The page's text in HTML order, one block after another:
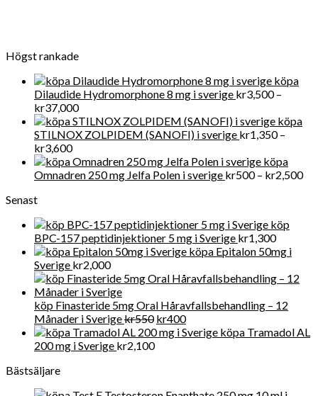
Högst rankade
köpa
Dilaudide Hydromorphone 8 mg i sverige kr3,500 –
kr37,000Prisintervall:
kr3,500
till
köpa
STILNOX ZOLPIDEM (SANOFI) i sverige kr1,350 –
kr3,600Prisintervall:
kr1,350
till
köpa
Omnadren 250 mg Jelfa Polen i sverige kr500 – kr2,500
Senast
köp
BPC-157 peptidinjektioner 5 mg i Sverige kr1,300
köpa Epitalon 50mg i
Sverige kr2,000
köp Finasteride 5mg Oral Håravfallsbehandling – 12
Månader i Sverigekr550 Det
ursprungliga
kr400Det
nuvarandeköpa Tramadol AL
200 mg i Sverige kr2,100
Bästsäljare